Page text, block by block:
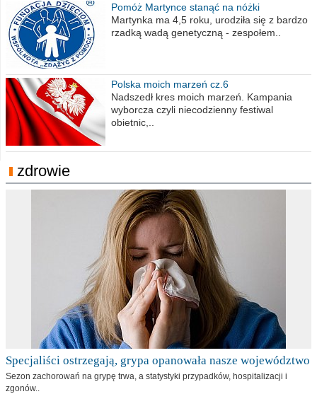
Pomóż Martynce stanąć na nóżki
Martynka ma 4,5 roku, urodziła się z bardzo
rzadką wadą genetyczną - zespołem..
Polska moich marzeń cz.6
Nadszedł kres moich marzeń. Kampania
wyborcza czyli niecodzienny festiwal
obietnic,..
zdrowie
Specjaliści ostrzegają, grypa opanowała nasze województwo
Sezon zachorowań na grypę trwa, a statystyki przypadków, hospitalizacji i
zgonów..